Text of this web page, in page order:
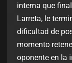
interna que
Larreta, le
dificultad de
momento
oponente en la